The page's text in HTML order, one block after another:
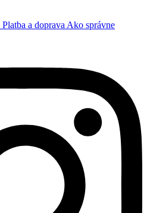
Platba a doprava Ako správne